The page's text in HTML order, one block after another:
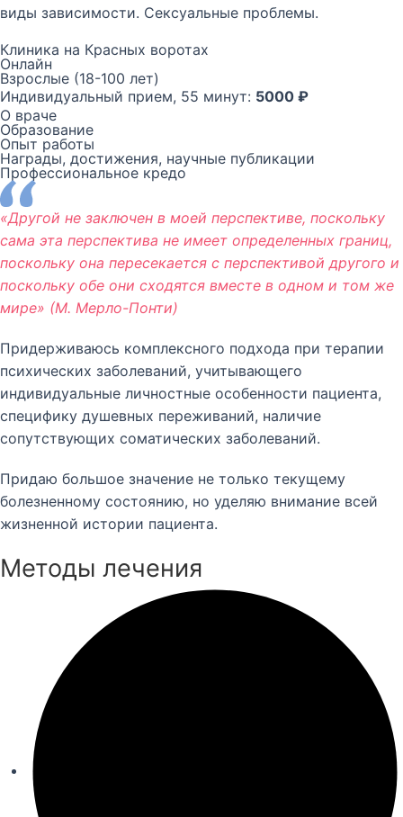
виды зависимости. Сексуальные проблемы.
Клиника на Красных воротах
Онлайн
Взрослые (18-100 лет)
Индивидуальный прием, 55 минут: 5000 ₽
О враче
Образование
Опыт работы
Награды, достижения, научные публикации
Профессиональное кредо
«Другой не заключен в моей перспективе, поскольку
сама эта перспектива не имеет определенных границ,
поскольку она пересекается с перспективой другого и
поскольку обе они сходятся вместе в одном и том же
мире» (М. Мерло-Понти)
Придерживаюсь комплексного подхода при терапии
психических заболеваний, учитывающего
индивидуальные личностные особенности пациента,
специфику душевных переживаний, наличие
сопутствующих соматических заболеваний.
Придаю большое значение не только текущему
болезненному состоянию, но уделяю внимание всей
жизненной истории пациента.
Методы лечения